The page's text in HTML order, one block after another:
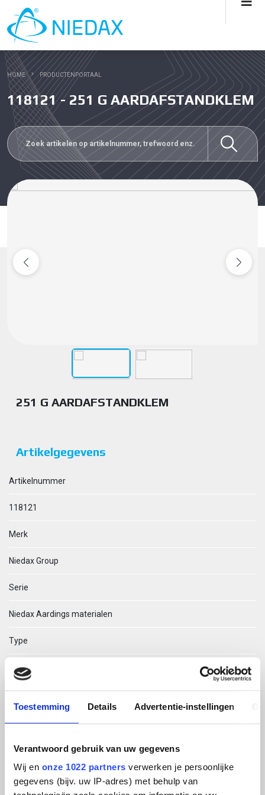
Toestemming Details Advertentie-instellingen
Verantwoord gebruik van uw gegevens
Wij en onze 1022 partners verwerken je persoonlijke
gegevens (bijv. uw IP-adres) met behulp van
HOME PRODUCTENPORTAAL
118121 - 251 G AARDAFSTANDKLEM
251 G AARDAFSTANDKLEM
Artikelgegevens
Artikelnummer
118121
Merk
Niedax Group
Serie
Niedax Aardings materialen
Type
251
EAN Code
Technische omschrijving
251 G AARDAFSTANDKLEM